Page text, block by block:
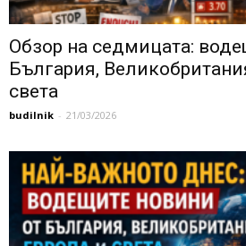
Обзор на седмицата:
България,
света
budilnik - 21/03/2026